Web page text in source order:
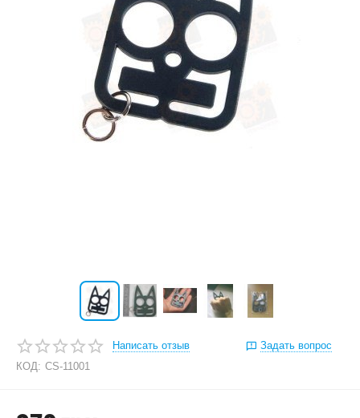
Написать отзыв
Задать вопрос
КОД: CS-11001